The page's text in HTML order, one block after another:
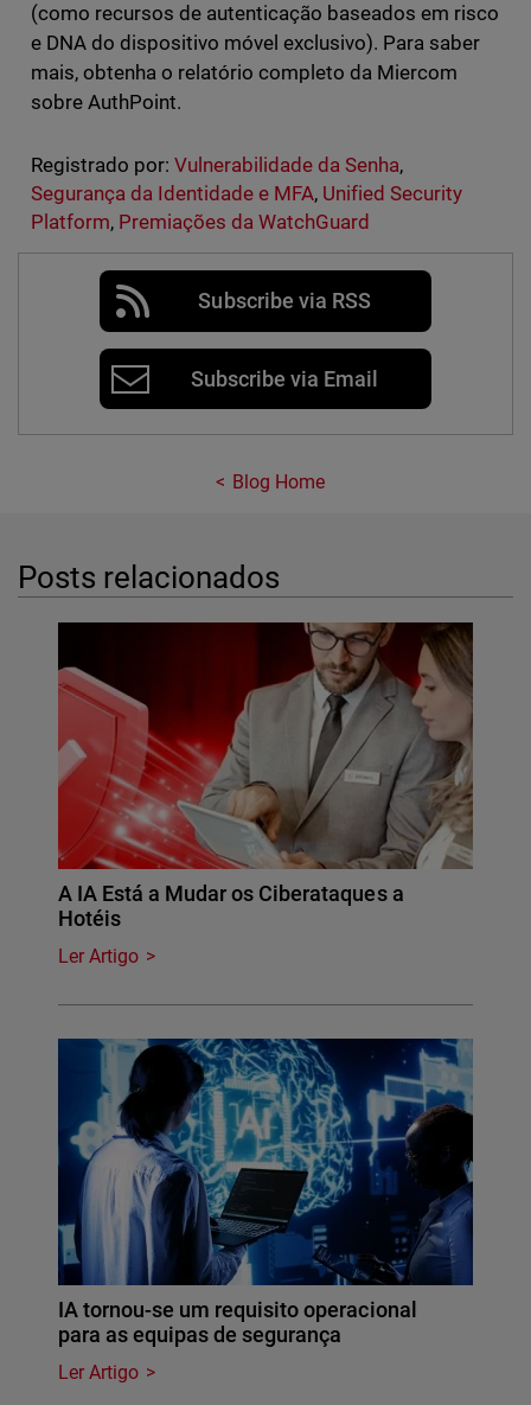
(como recursos de autenticação baseados em risco
e DNA do dispositivo móvel exclusivo). Para saber
mais, obtenha o relatório completo da Miercom
sobre AuthPoint.
Registrado por: Vulnerabilidade da Senha,
Segurança da Identidade e MFA, Unified Security
Platform, Premiações da WatchGuard
Subscribe via RSS
Subscribe via Email
Blog Home
Posts relacionados
A IA Está a Mudar os Ciberataques a
Hotéis
Ler Artigo
IA tornou-se um requisito operacional
para as equipas de segurança
Ler Artigo